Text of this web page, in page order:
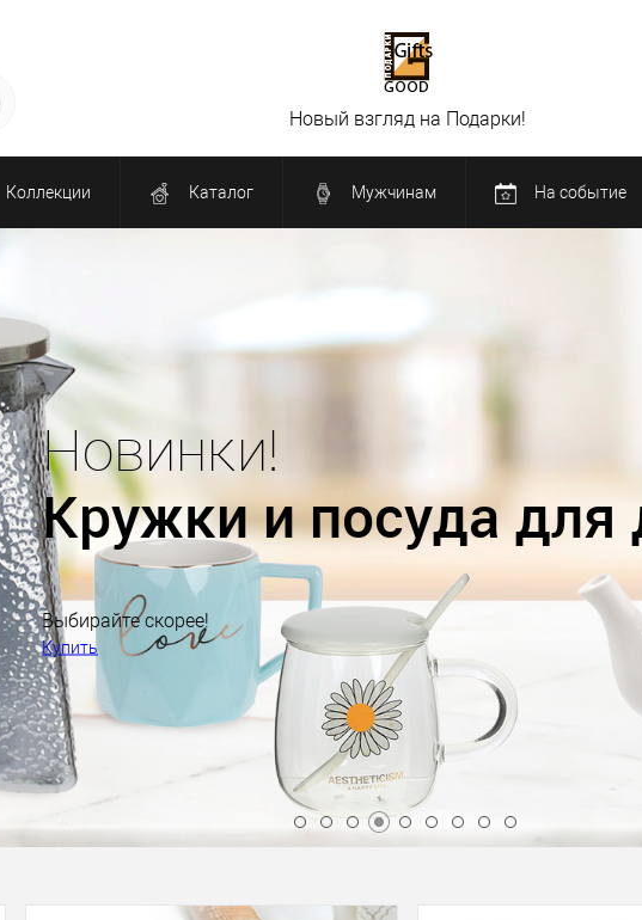
Новый взгляд на Подарки!
Коллекции Каталог Мужчинам На событие
Новинки!
Декор для дома !
Выбирайте скорее!